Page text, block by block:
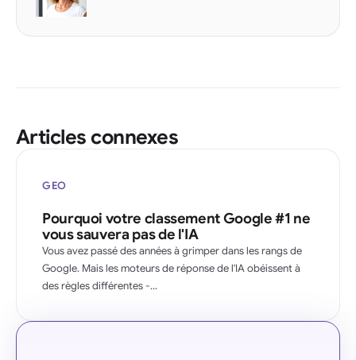
Articles connexes
GEO
Pourquoi votre classement Google #1 ne
vous sauvera pas de l'IA
Vous avez passé des années à grimper dans les rangs de
Google. Mais les moteurs de réponse de l'IA obéissent à
des règles différentes -...